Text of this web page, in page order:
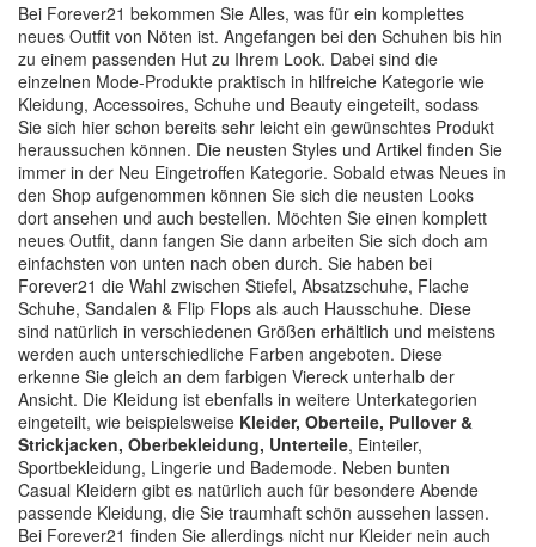
Bei Forever21 bekommen Sie Alles, was für ein komplettes
neues Outfit von Nöten ist. Angefangen bei den Schuhen bis hin
zu einem passenden Hut zu Ihrem Look. Dabei sind die
einzelnen Mode-Produkte praktisch in hilfreiche Kategorie wie
Kleidung, Accessoires, Schuhe und Beauty eingeteilt, sodass
Sie sich hier schon bereits sehr leicht ein gewünschtes Produkt
heraussuchen können. Die neusten Styles und Artikel finden Sie
immer in der Neu Eingetroffen Kategorie. Sobald etwas Neues in
den Shop aufgenommen können Sie sich die neusten Looks
dort ansehen und auch bestellen. Möchten Sie einen komplett
neues Outfit, dann fangen Sie dann arbeiten Sie sich doch am
einfachsten von unten nach oben durch. Sie haben bei
Forever21 die Wahl zwischen Stiefel, Absatzschuhe, Flache
Schuhe, Sandalen & Flip Flops als auch Hausschuhe. Diese
sind natürlich in verschiedenen Größen erhältlich und meistens
werden auch unterschiedliche Farben angeboten. Diese
erkenne Sie gleich an dem farbigen Viereck unterhalb der
Ansicht. Die Kleidung ist ebenfalls in weitere Unterkategorien
eingeteilt, wie beispielsweise Kleider, Oberteile, Pullover &
Strickjacken, Oberbekleidung, Unterteile, Einteiler,
Sportbekleidung, Lingerie und Bademode. Neben bunten
Casual Kleidern gibt es natürlich auch für besondere Abende
passende Kleidung, die Sie traumhaft schön aussehen lassen.
Bei Forever21 finden Sie allerdings nicht nur Kleider nein auch